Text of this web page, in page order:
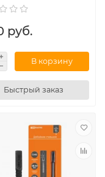
руб.
В корзину
Быстрый заказ